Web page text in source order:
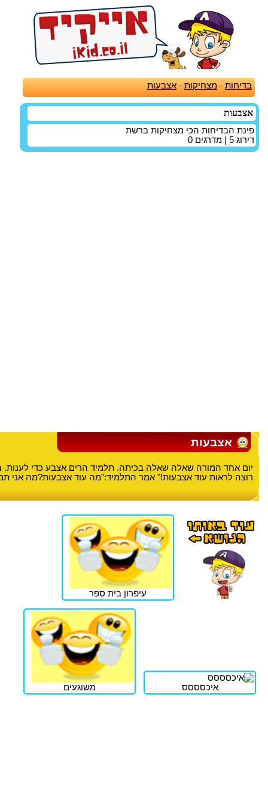
בדיחות -מצחיקות -אצבעות
אצבעות
פינת הבדיחות הכי מצחיקות ברשת
דירוג 5 | מדרגים 0
אצבעות
יום אחד המורה שאלה שאלה בכיתה. תלמיד הרים אצבע כדי לענות.
רוצה לראות עוד אצבעות!" אמר התלמיד:"מה עוד אצבעות?מה אני
עיפרון בית ספר
איכסססס משוגעים